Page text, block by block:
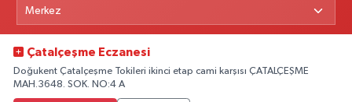
Çatalçeşme Eczanesi
Doğukent Çatalçeşme Tokileri ikinci etap cami karşısı ÇATALÇEŞME
MAH.3648. SOK. NO:4 A